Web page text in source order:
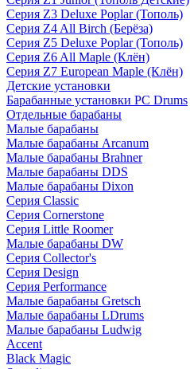
Серия Z3 Deluxe Poplar (Тополь)
Серия Z4 All Birch (Берёза)
Серия Z5 Deluxe Poplar (Тополь)
Серия Z6 All Maple (Клён)
Серия Z7 European Maple (Клён)
Детские установки
Барабанные установки PC Drums
Отдельные барабаны
Малые барабаны
Малые барабаны Arcanum
Малые барабаны Brahner
Малые барабаны DDS
Малые барабаны Dixon
Серия Classic
Серия Cornerstone
Серия Little Roomer
Малые барабаны DW
Серия Collector's
Серия Design
Серия Performance
Малые барабаны Gretsch
Малые барабаны LDrums
Малые барабаны Ludwig
Accent
Black Magic